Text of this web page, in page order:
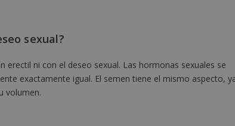
sexual?
ni con el deseo sexual. Las hormonas sexuales se
exactamente igual. El semen tiene el mismo aspecto,
volumen.